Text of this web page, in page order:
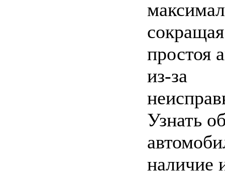
простоя
из-за
Узнать
наличие